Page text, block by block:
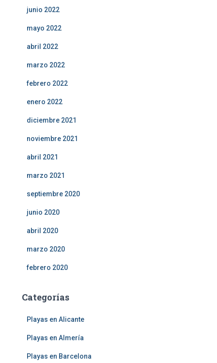
junio 2022
mayo 2022
abril 2022
marzo 2022
febrero 2022
enero 2022
diciembre 2021
noviembre 2021
abril 2021
marzo 2021
septiembre 2020
junio 2020
abril 2020
marzo 2020
febrero 2020
Categorías
Playas en Alicante
Playas en Almería
Playas en Barcelona